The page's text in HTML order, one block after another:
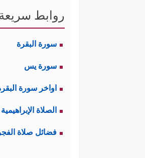
روابط
سورة البقرة
سورة يس
اواخر سورة
الصلاة الإبراهيمية
فضائل صلاة